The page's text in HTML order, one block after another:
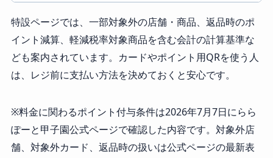
特設ページでは、一部対象外の店舗・商品、返品時のポ
イント減算、軽減税率対象商品を含む会計の計算基準な
ども案内されています。カードやポイント用QRを使う人
は、レジ前に支払い方法を決めておくと安心です。
※料金に関わるポイント付与条件は2026年7月7日にらら
ぽーと甲子園公式ページで確認した内容です。対象外店
舗、対象外カード、返品時の扱いは公式ページの最新表